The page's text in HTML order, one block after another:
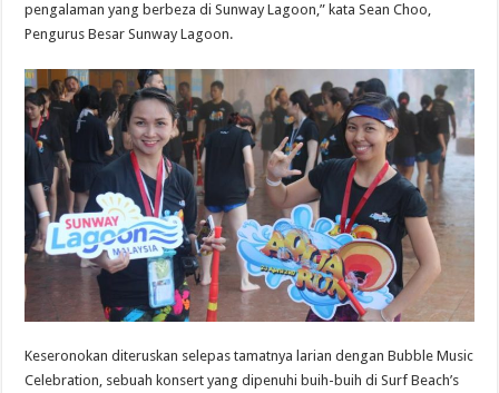
pengalaman yang berbeza di Sunway Lagoon,” kata Sean Choo,
Pengurus Besar Sunway Lagoon.
Keseronokan diteruskan selepas tamatnya larian dengan Bubble Music
Celebration, sebuah konsert yang dipenuhi buih-buih di Surf Beach’s